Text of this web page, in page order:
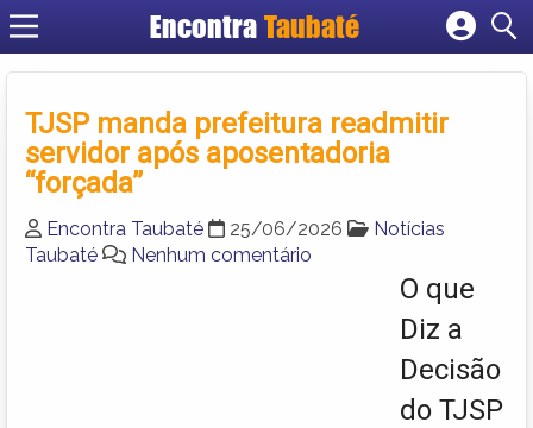
EncontraTaubaté
Cadastrar empresa
Criar conta
TJSP manda prefeitura readmitir
servidor após aposentadoria
“forçada”
Encontra Taubaté 25/06/2026
Notícias
Taubaté
Nenhum comentário
O que
Diz a
Decisão
do TJSP